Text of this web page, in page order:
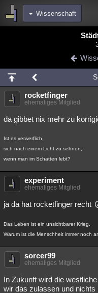
Wissenschaft
Chat Wiki
meine Rubriken
Menschen Wissenschaft
Spiritualität
Natur Umfragen
Astronomie Helpdesk
Musik Clash
Übersichten
Lesenswert
rocketfinger
ehemaliges Mitglied
da gibbet nix mehr zu
Ist es verwerflich,
sich nach einem Licht zu sehnen,
wenn man im Schatten lebt?
experiment
ehemaliges Mitglied
ja da hat rocketfinger recht
Das Leben ist ein unsichtbarer Krieg.
Warum ist die Menschheit immer noch
sorcer99
ehemaliges Mitglied
In Zukunft wird die
wir das zulassen und